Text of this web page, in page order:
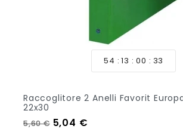
54 13 00 33
Raccoglitore 2 Anelli Favorit
22x30
Prezzo regolare
5,60 € Prezzo
5,04 €